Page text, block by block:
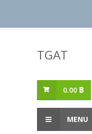
TGAT
0.00 ฿
MENU